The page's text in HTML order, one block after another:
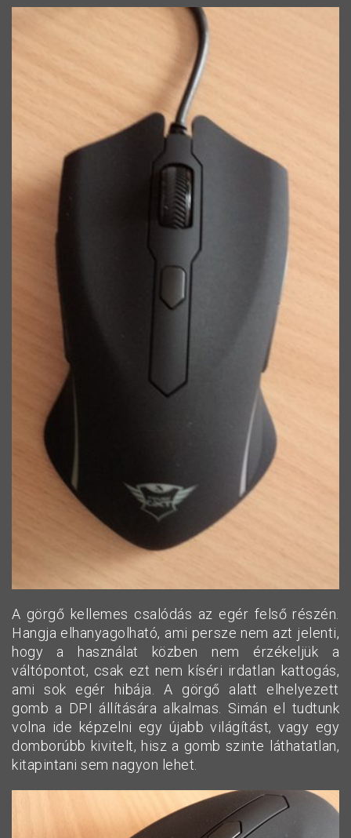
A görgő kellemes csalódás az egér felső részén.
Hangja elhanyagolható, ami persze nem azt jelenti,
hogy a használat közben nem érzékeljük a
váltópontot, csak ezt nem kíséri irdatlan kattogás,
ami sok egér hibája. A görgő alatt elhelyezett
gomb a DPI állítására alkalmas. Simán el tudtunk
volna ide képzelni egy újabb világítást, vagy egy
domborúbb kivitelt, hisz a gomb szinte láthatatlan,
kitapintani sem nagyon lehet.